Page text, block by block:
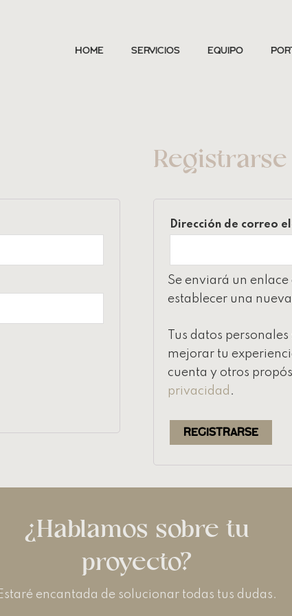
Home Servicios Equipo
Registrarse
Dirección de correo
Se enviará un
establecer una
Tus datos
mejorar tu
cuenta y otros
privacidad .
Registrarse
¿Hablamos sobre tu
proyecto?
Estaré encantada de solucionar todas tus dudas.